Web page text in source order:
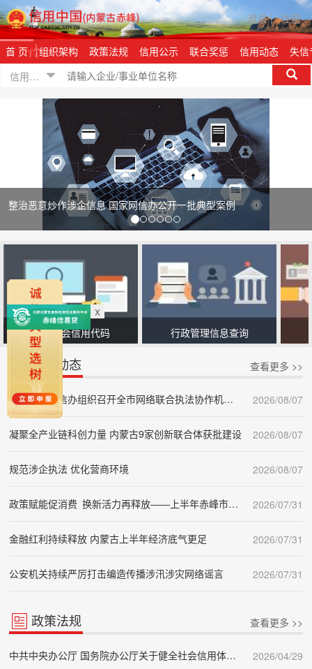
登录| 注册
首 页 组织架构 政策法规 信用公示 联合奖惩 信用动态
失信
信用信息
意炒作涉企信息 国家网信办公开一批典型案例
统一社会信用代码 行政管理信息查询
信用动态 查看更多 >>
赤峰市委网信办组织召开全市网络联合执法协作机制联络员会议 2026/08/07
凝聚全产业链科创力量 内蒙古9家创新联合体获批建设 2026/08/07
规范涉企执法 优化营商环境 2026/08/07
政策赋能促消费 换新活力再释放——上半年赤峰市以旧换新带动消费超20亿元 2026/07/31
金融红利持续释放 内蒙古上半年经济底气更足 2026/07/31
公安机关持续严厉打击编造传播涉汛涉灾网络谣言 2026/07/31
政策法规 查看更多 >>
中共中央办公厅 国务院办公厅关于健全社会信用体系的意见 2026/04/29
x